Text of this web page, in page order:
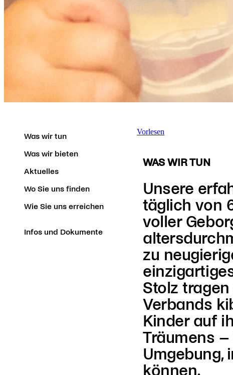
Was wir tun
Was wir bieten
Aktuelles
Wo Sie uns finden
Wie Sie uns erreichen
Infos und Dokumente
Vorlesen
WAS WIR TUN
Unsere
täglich von
voller
zu
Stolz
Verbands
Kinder auf
Träumens
Umgebung,
können.